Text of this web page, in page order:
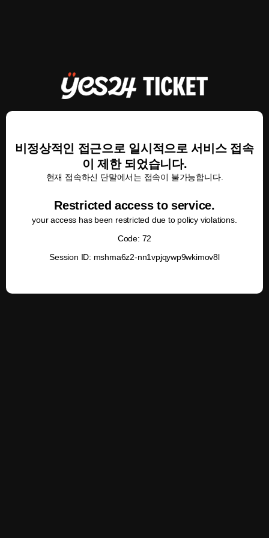
비정상적인 접근으로 일시적으로 서비스 접속
이 제한 되었습니다.
현재 접속하신 단말에서는 접속이 불가능합니다.
Restricted access to service.
your access has been restricted due to policy violations.
Code: 72
Session ID: mshma6z2-nn1vpjqywp9wkimov8l